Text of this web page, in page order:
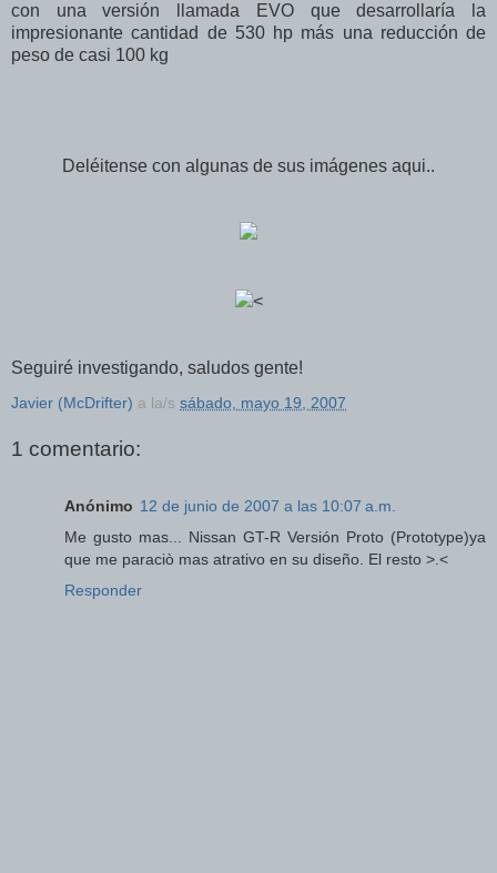
con una versión llamada EVO que desarrollaría la
impresionante cantidad de 530 hp más una reducción de
peso de casi 100 kg
Deléitense con algunas de sus imágenes aqui..
<
Seguiré investigando, saludos gente!
Javier (McDrifter) a la/s sábado, mayo 19, 2007
1 comentario:
Anónimo 12 de junio de 2007 a las 10:07 a.m.
Me gusto mas... Nissan GT-R Versión Proto (Prototype)ya
que me paraciò mas atrativo en su diseño. El resto >.<
Responder